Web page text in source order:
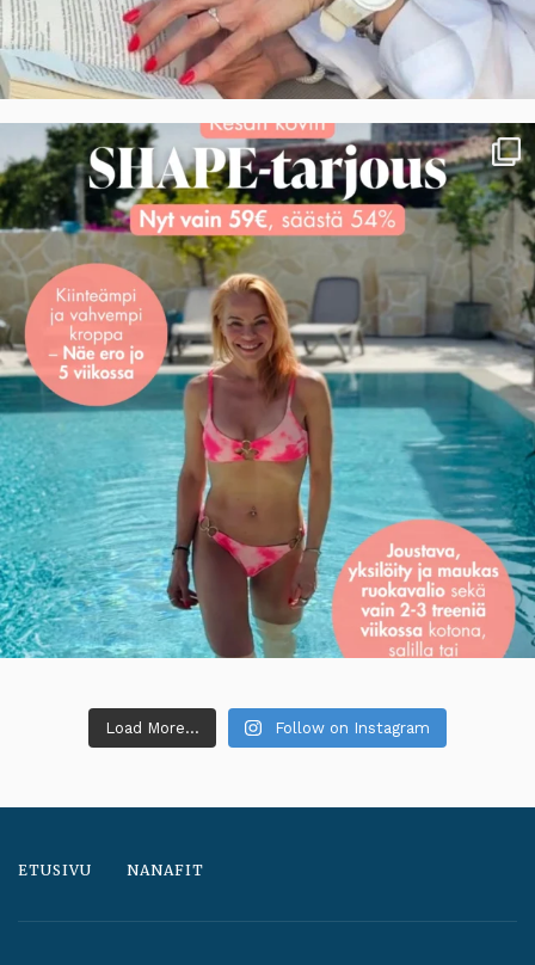
Load More... Follow on Instagram
ETUSIVU NANAFIT